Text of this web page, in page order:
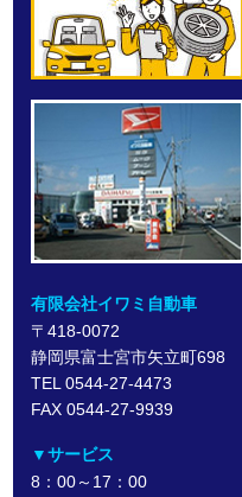
有限会社イワミ自動車
〒418-0072
静岡県富士宮市矢立町698
TEL 0544-27-4473
FAX 0544-27-9939
▼サービス
8：00～17：00